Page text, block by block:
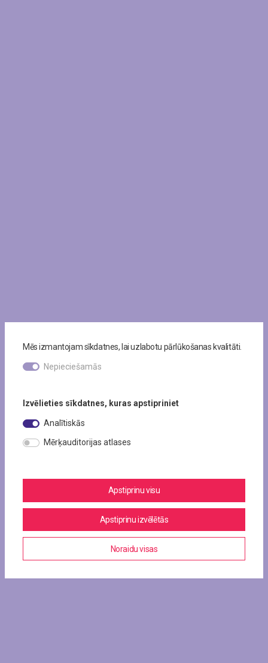
Mēs izmantojam sīkdatnes, lai uzlabotu pārlūkošanas kvalitāti.
Nepieciešamās
Izvēlieties sīkdatnes, kuras apstipriniet
Analītiskās
Mērķauditorijas atlases
Apstiprinu visu
Apstiprinu izvēlētās
Noraidu visas